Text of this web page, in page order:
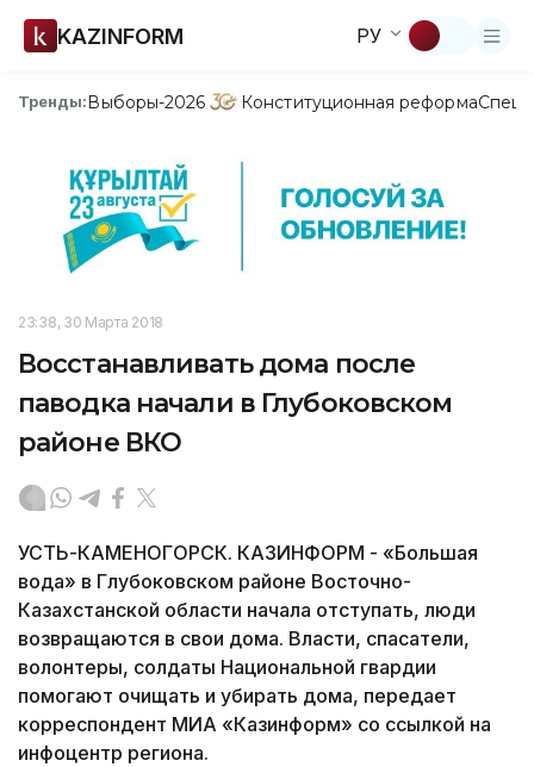
KAZINFORM РУ
Тренды:Выборы-2026 Конституционная реформа
23:38, 30 Марта 2018
Восстанавливать дома после
паводка начали в Глубоковском
районе ВКО
УСТЬ-КАМЕНОГОРСК. КАЗИНФОРМ - «Большая
вода» в Глубоковском районе Восточно-
Казахстанской области начала отступать, люди
возвращаются в свои дома. Власти, спасатели,
волонтеры, солдаты Национальной гвардии
помогают очищать и убирать дома, передает
корреспондент МИА «Казинформ» со ссылкой на
инфоцентр региона.